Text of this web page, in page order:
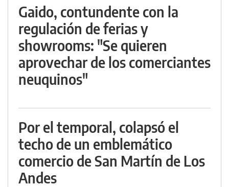
Gaido, contundente con la
regulación de ferias y
showrooms: "Se quieren
aprovechar de los comerciantes
neuquinos"
Por el temporal, colapsó el
techo de un emblemático
comercio de San Martín de Los
Andes